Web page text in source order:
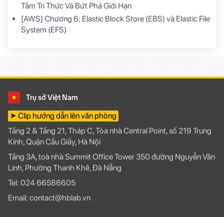
Tầm Tri Thức Và Bứt Phá Giới Hạn
[AWS] Chương 6: Elastic Block Store (EBS) và Elastic File
System (EFS)
Trụ sở Việt Nam
➤ Clip hướng dẫn lên văn phòng
Tầng 2 & Tầng 21, Tháp C, Tòa nhà Central Point, số 219 Trung
Kính, Quận Cầu Giấy, Hà Nội
Tầng 3A, toà nhà Summit Office Tower 350 đường Nguyễn Văn
Linh, Phường Thanh Khê, Đà Nẵng
Tel: 024 66586605
Email: contact@hblab.vn